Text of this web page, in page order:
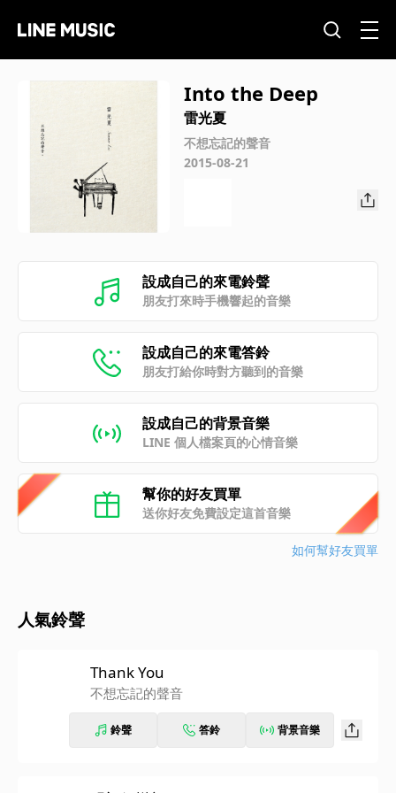
Into the Deep
雷光夏
不想忘記的聲音
2015-08-21
設成自己的來電鈴聲
朋友打來時手機響起的音樂
設成自己的來電答鈴
朋友打給你時對方聽到的音樂
設成自己的背景音樂
LINE 個人檔案頁的心情音樂
幫你的好友買單
送你好友免費設定這首音樂
如何幫好友買單
人氣鈴聲
Thank You
不想忘記的聲音
鈴聲 答鈴 背景音樂